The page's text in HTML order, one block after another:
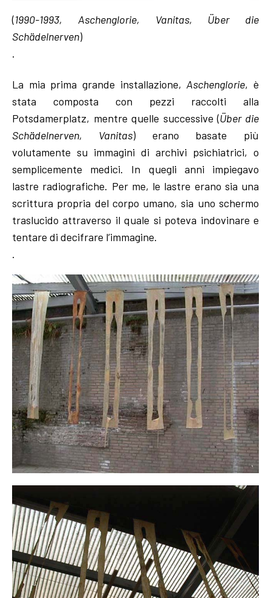
(1990-1993, Aschenglorie, Vanitas, Über die
Schädelnerven)
.
La mia prima grande installazione,Aschenglorie, è
stata composta con pezzi raccolti alla
Potsdamerplatz, mentre quelle successive (Über die
Schädelnerven, Vanitas) erano basate più
volutamente su immagini di archivi psichiatrici, o
semplicemente medici. In quegli anni impiegavo
lastre radiografiche. Per me, le lastre erano sia una
scrittura propria del corpo umano, sia uno schermo
traslucido attraverso il quale si poteva indovinare e
tentare di decifrare l’immagine.
.